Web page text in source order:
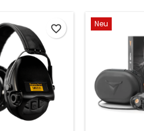
favorite_border Neu